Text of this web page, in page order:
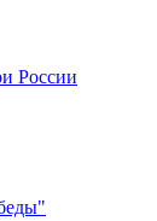
России